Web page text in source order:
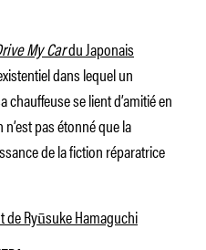
My Cardu Japonais
dans lequel un
chauffeuse se lient d’amitié en
pas étonné que la
de la fiction réparatrice
de Ryūsuke Hamaguchi